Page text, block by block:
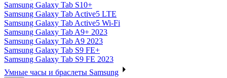
Samsung Galaxy Tab S10+
Samsung Galaxy Tab Active5 LTE
Samsung Galaxy Tab Active5 Wi-Fi
Samsung Galaxy Tab A9+ 2023
Samsung Galaxy Tab A9 2023
Samsung Galaxy Tab S9 FE+
Samsung Galaxy Tab S9 FE 2023
Умные часы и браслеты Samsung